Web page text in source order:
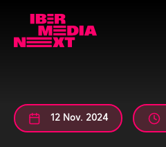
12 Nov. 2024